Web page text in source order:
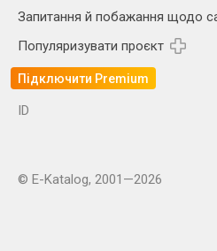
Запитання й побажання щодо
Популяризувати проєкт
Підключити Premium
ID
© E-Katalog, 2001—2026